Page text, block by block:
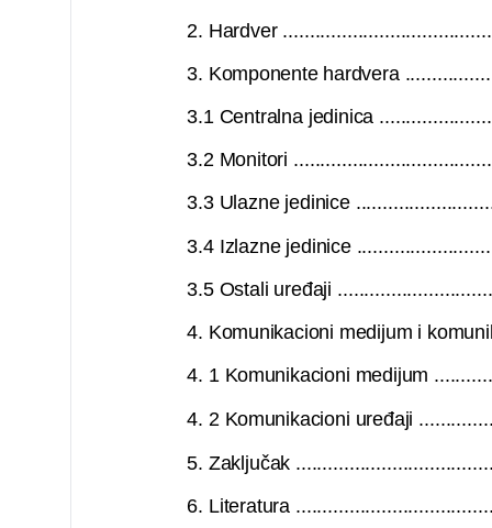
2. Hardver
3. Komponente hardvera
3.1 Centralna jedinica
3.2 Monitori
3.3 Ulazne jedinice
3.4 Izlazne jedinice
3.5 Ostali uređaji
4. Komunikacioni medijum i
4. 1 Komunikacioni medijum
4. 2 Komunikacioni uređaji
5. Zaključak
6. Literatura